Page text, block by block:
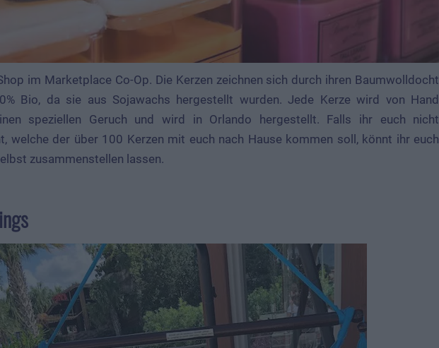
im Marketplace Co-Op. Die Kerzen zeichnen sich durch ihren Baumwolldocht
Bio, da sie aus Sojawachs hergestellt wurden. Jede Kerze wird von Hand
speziellen Geruch und wird in Orlando hergestellt. Falls ihr euch nicht
welche der über 100 Kerzen mit euch nach Hause kommen soll, könnt ihr euch
zusammenstellen lassen.